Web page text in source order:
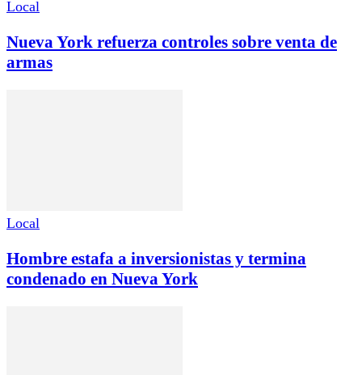
Local
Nueva York refuerza controles sobre venta de
armas
Local
Hombre estafa a inversionistas y termina
condenado en Nueva York